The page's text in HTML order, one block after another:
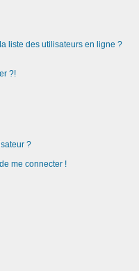
liste des utilisateurs en ligne ?
?!
?
me connecter !